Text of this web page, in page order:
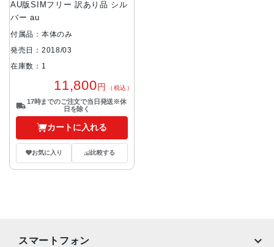
AU版SIMフリー 訳あり品 シル
バー au
付属品：本体のみ
発売日：2018/03
在庫数：1
11,800円 （税込）
17時までのご注文で当日発送※休
日を除く
カートに入れる
お気に入り 比較する
スマートフォン